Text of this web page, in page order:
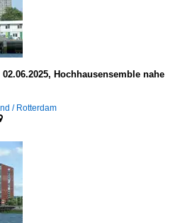
Hochhausensemble nahe
/ Rotterdam